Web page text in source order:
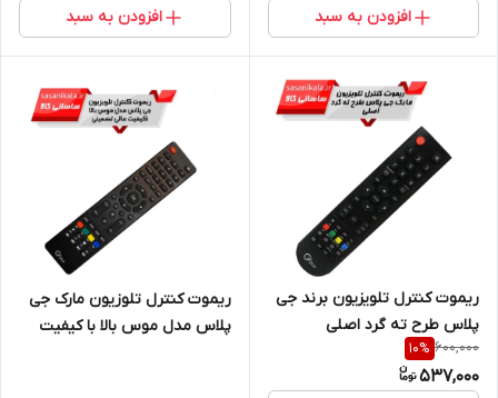
افزودن به سبد افزودن به سبد
ریموت کنترل تلویزیون برند جی
پلاس طرح ته گرد اصلی
600,000
10%
537,000
ریموت کنترل تلوزیون مارک جی
پلاس مدل موس بالا با کیفیت